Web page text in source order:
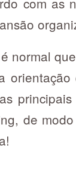
normal
de